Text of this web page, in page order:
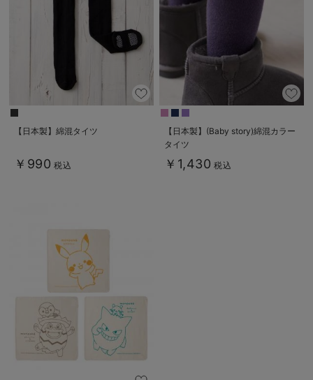
【日本製】綿混タイツ
￥990 税込
【日本製】(Baby story)綿混カラー
タイツ
￥1,430 税込